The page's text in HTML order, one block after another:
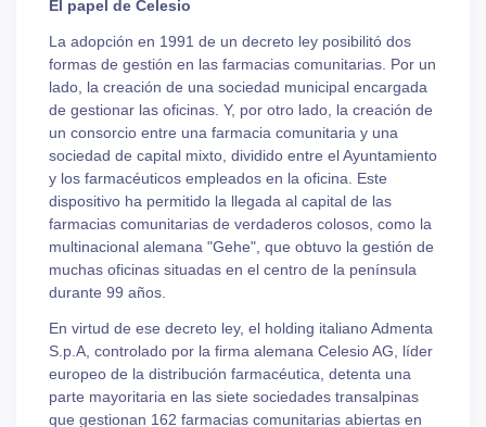
El papel de Celesio
La adopción en 1991 de un decreto ley posibilitó dos
formas de gestión en las farmacias comunitarias. Por un
lado, la creación de una sociedad municipal encargada
de gestionar las oficinas. Y, por otro lado, la creación de
un consorcio entre una farmacia comunitaria y una
sociedad de capital mixto, dividido entre el Ayuntamiento
y los farmacéuticos empleados en la oficina. Este
dispositivo ha permitido la llegada al capital de las
farmacias comunitarias de verdaderos colosos, como la
multinacional alemana "Gehe", que obtuvo la gestión de
muchas oficinas situadas en el centro de la península
durante 99 años.
En virtud de ese decreto ley, el holding italiano Admenta
S.p.A, controlado por la firma alemana Celesio AG, líder
europeo de la distribución farmacéutica, detenta una
parte mayoritaria en las siete sociedades transalpinas
que gestionan 162 farmacias comunitarias abiertas en